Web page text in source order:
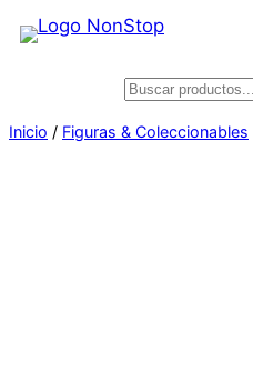
Saltar
Buscar
Inicio / Figuras & Coleccionables